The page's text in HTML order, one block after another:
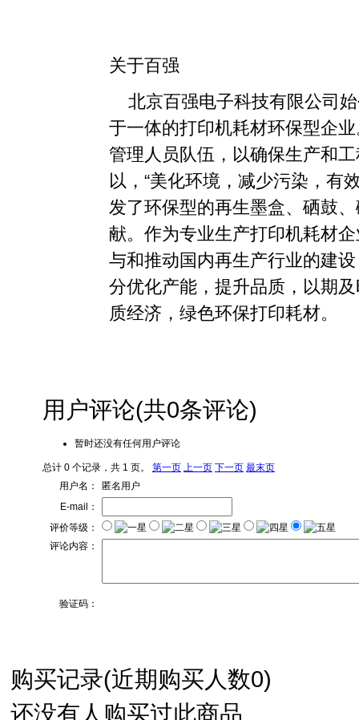
关于百强
北京百强电子科技有限公司
于一体的打印机耗材环保型企
管理人员队伍，以确保生产和
以，“美化环境，减少污染，有
发了环保型的再生墨盒、硒鼓
献。作为专业生产打印机耗材
与和推动国内再生产行业的建
分优化产能，提升品质，以期
质经济，绿色环保打印耗材。
用户评论(共0条评论)
暂时还没有任何用户评论
总计 0 个记录，共 1 页。 第一页 上一页 下一页 最末页
用户名：
匿名用户
E-mail：
评价等级：
评论内容：
验证码：
购买记录(近期购买人数0)
还没有人购买过此商品